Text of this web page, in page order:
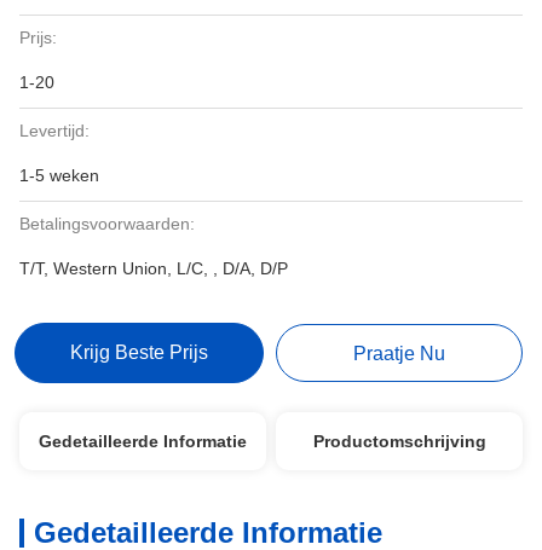
Prijs:
1-20
Levertijd:
1-5 weken
Betalingsvoorwaarden:
T/T, Western Union, L/C, , D/A, D/P
Krijg Beste Prijs Praatje Nu
Gedetailleerde Informatie Productomschrijving
Gedetailleerde Informatie